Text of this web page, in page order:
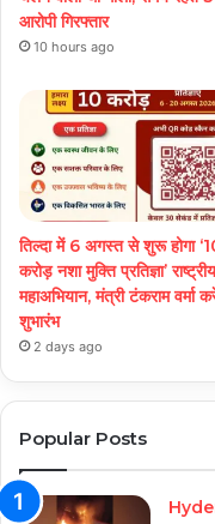
आरोपी गिरफ्तार
10 hours ago
तिल्दा में 6 अगस्त से शुरू होगा
करोड़ नशा मुक्ति प्रतिज्ञा’ राष्ट्रीय
महाअभियान, मंत्री टंकराम वर्मा
शुभारंभ
2 days ago
Popular Posts